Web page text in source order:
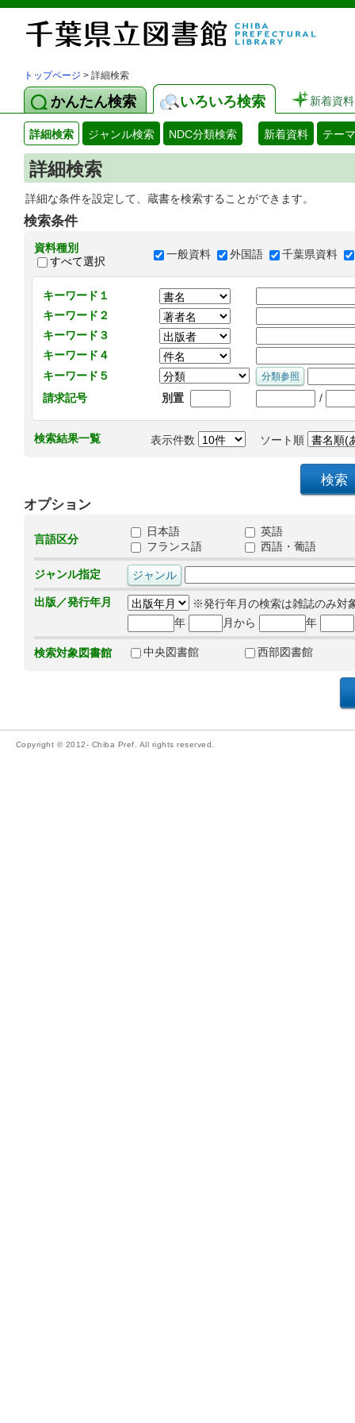
トップページ > 詳細検索
かんたん検索 いろいろ検索 新着資料
詳細検索 ジャンル検索 NDC分類検索 新着資料 テー
詳細検索
詳細な条件を設定して、蔵書を検索することができます。
検索条件
資料種別
すべて選択
一般資料 外国語 千葉県資料
キーワード１
キーワード２
キーワード３
キーワード４
キーワード５
請求記号
別置 /
検索結果一覧 表示件数 ソート順
オプション
言語区分
日本語
英語
フランス語
西語・葡語
ジャンル指定
出版／発行年月
※発行年月の検索は雑誌のみ対
年
月から 年
検索対象図書館 中央図書館 西部図書館
Copyright © 2012- Chiba Pref. All rights reserved.